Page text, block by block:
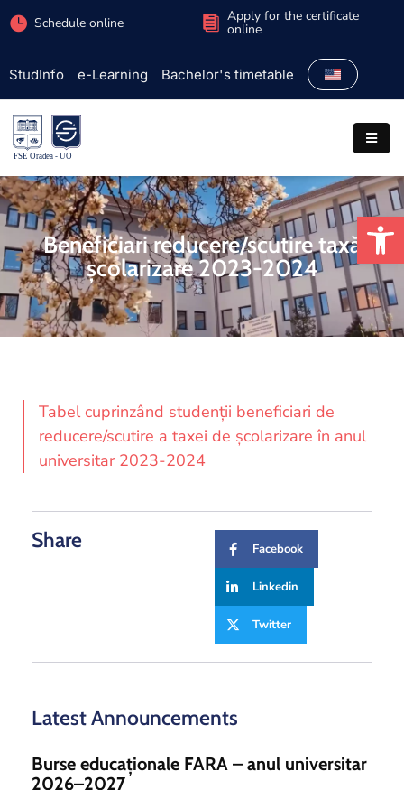
Schedule online Apply for the certificate
online
StudInfo e-Learning Bachelor's timetable
Faculty
Admission
Study
programs
Students
Research
International
Projects
Beneficiari reducere/scutire taxă
școlarizare 2023-2024
Tabel cuprinzând studenții beneficiari de
reducere/scutire a taxei de școlarizare în anul
universitar 2023-2024
Share Facebook
Linkedin
Twitter
Latest Announcements
Burse educaționale FARA – anul universitar
2026–2027